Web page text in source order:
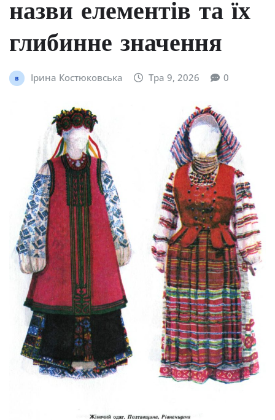
назви елементів та їх
глибинне значення
Ірина Костюковська Тра 9, 2026 0